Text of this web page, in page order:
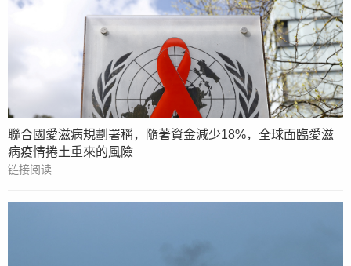
聯合國愛滋病規劃署稱，隨著資金減少18%，全球面臨愛滋
病疫情捲土重來的風險
链接阅读